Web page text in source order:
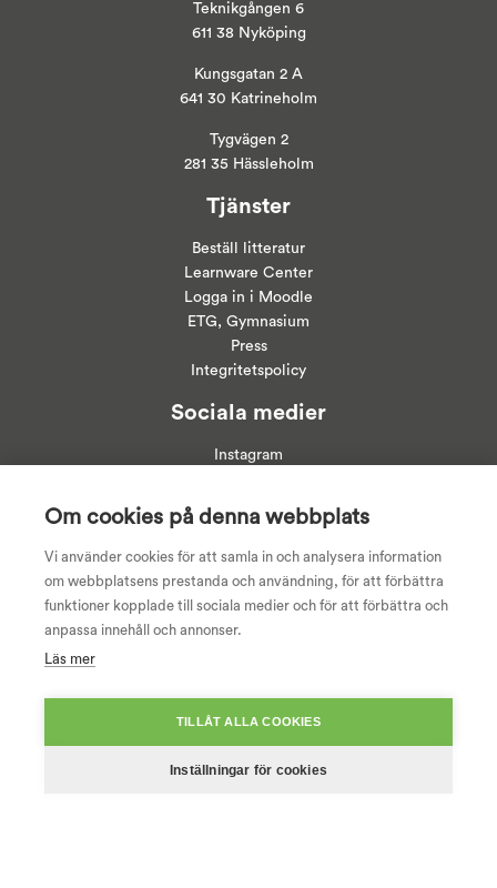
Teknikgången 6
611 38 Nyköping
Kungsgatan 2 A
641 30 Katrineholm
Tygvägen 2
281 35 Hässleholm
Tjänster
Beställ litteratur
Learnware Center
Logga in i Moodle
ETG, Gymnasium
Press
Integritetspolicy
Sociala medier
Instagram
Youtube
Om cookies på denna webbplats
Vi använder cookies för att samla in och analysera information
om webbplatsens prestanda och användning, för att förbättra
funktioner kopplade till sociala medier och för att förbättra och
anpassa innehåll och annonser.
Läs mer
TILLÅT ALLA COOKIES
Inställningar för cookies